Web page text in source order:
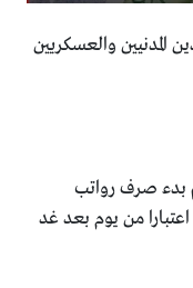
المدنيين والعسكريين
بدء صرف رواتب
اعتبارا من يوم بعد غد